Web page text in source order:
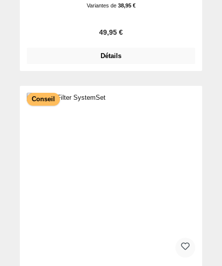
Variantes de38,95 €
Prix régulier :
49,95 €
Détails
Conseil